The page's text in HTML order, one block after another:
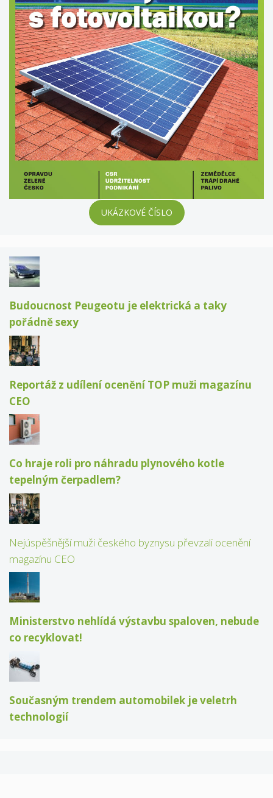
UKÁZKOVÉ ČÍSLO
Budoucnost Peugeotu je elektrická a taky
pořádně sexy
Reportáž z udílení ocenění TOP muži magazínu
CEO
Co hraje roli pro náhradu plynového kotle
tepelným čerpadlem?
Nejúspěšnější muži českého byznysu převzali ocenění
magazínu CEO
Ministerstvo nehlídá výstavbu spaloven, nebude
co recyklovat!
Současným trendem automobilek je veletrh
technologií